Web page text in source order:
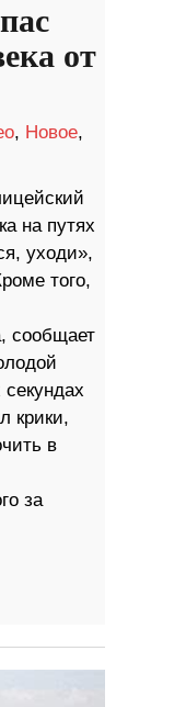
от
, Новое,
на путях
уходи»,
того,
сообщает
крики,
в
за